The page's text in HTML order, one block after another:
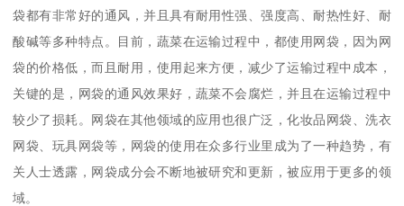
袋都有非常好的通风，并且具有耐用性强、强度高、耐热性好、耐
酸碱等多种特点。目前，蔬菜在运输过程中，都使用网袋，因为网
袋的价格低，而且耐用，使用起来方便，减少了运输过程中成本，
关键的是，网袋的通风效果好，蔬菜不会腐烂，并且在运输过程中
较少了损耗。网袋在其他领域的应用也很广泛，化妆品网袋、洗衣
网袋、玩具网袋等，网袋的使用在众多行业里成为了一种趋势，有
关人士透露，网袋成分会不断地被研究和更新，被应用于更多的领
域。